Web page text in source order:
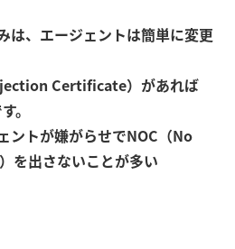
、エージェントは簡単に変更
Certificate）があれば
。
ントが嫌がらせでNOC（No
出さないことが多い